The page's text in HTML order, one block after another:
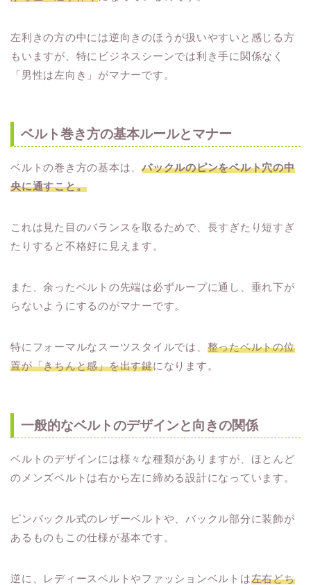
左利きの方の中には逆向きのほうが扱いやすいと感じる方
もいますが、特にビジネスシーンでは利き手に関係なく
「男性は左向き」がマナーです。
ベルト巻き方の基本ルールとマナー
ベルトの巻き方の基本は、バックルのピンをベルト穴の中
央に通すこと。
これは見た目のバランスを取るためで、長すぎたり短すぎ
たりすると不格好に見えます。
また、余ったベルトの先端は必ずループに通し、垂れ下が
らないようにするのがマナーです。
特にフォーマルなスーツスタイルでは、 整ったベルトの位
置が「きちんと感」を出す鍵になります。
一般的なベルトのデザインと向きの関係
ベルトのデザインには様々な種類がありますが、ほとんど
のメンズベルトは右から左に締める設計になっています。
ピンバックル式のレザーベルトや、バックル部分に装飾が
あるものもこの仕様が基本です。
逆に、レディースベルトやファッションベルトは左右どち